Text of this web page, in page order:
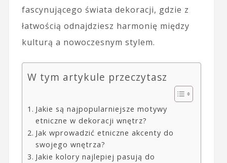
fascynującego świata dekoracji, gdzie z
łatwością odnajdziesz harmonię między
kulturą a nowoczesnym stylem.
W tym artykule przeczytasz
Jakie są najpopularniejsze motywy
etniczne w dekoracji wnętrz?
Jak wprowadzić etniczne akcenty do
swojego wnętrza?
Jakie kolory najlepiej pasują do